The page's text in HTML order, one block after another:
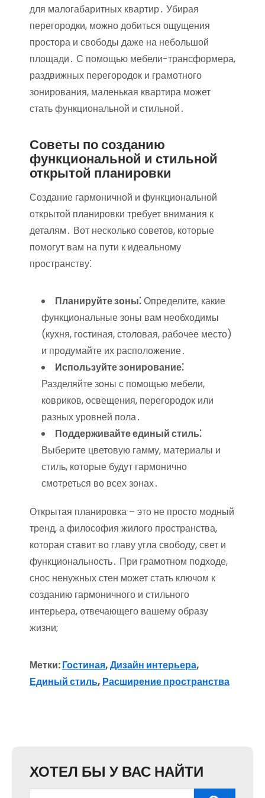
для малогабаритных квартир․ Убирая
перегородки, можно добиться ощущения
простора и свободы даже на небольшой
площади․ С помощью мебели-трансформера,
раздвижных перегородок и грамотного
зонирования, маленькая квартира может
стать функциональной и стильной․
Советы по созданию
функциональной и стильной
открытой планировки
Создание гармоничной и функциональной
открытой планировки требует внимания к
деталям․ Вот несколько советов, которые
помогут вам на пути к идеальному
пространству⁚
Планируйте зоны⁚Определите, какие
функциональные зоны вам необходимы
(кухня, гостиная, столовая, рабочее место)
и продумайте их расположение․
Используйте зонирование⁚
Разделяйте зоны с помощью мебели,
ковриков, освещения, перегородок или
разных уровней пола․
Поддерживайте единый стиль⁚
Выберите цветовую гамму, материалы и
стиль, которые будут гармонично
смотреться во всех зонах․
Открытая планировка – это не просто модный
тренд, а философия жилого пространства,
которая ставит во главу угла свободу, свет и
функциональность․ При грамотном подходе,
снос ненужных стен может стать ключом к
созданию гармоничного и стильного
интерьера, отвечающего вашему образу
жизни;
Метки:Гостиная,Дизайн интерьера,
Единый стиль, Расширение пространства
ХОТЕЛ БЫ У ВАС НАЙТИ